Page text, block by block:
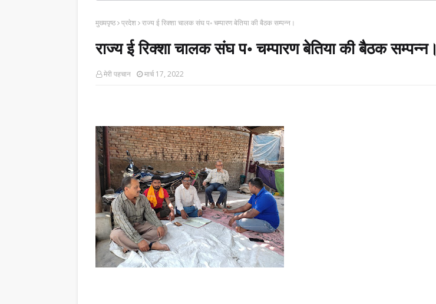
मुख्यपृष्ठ प्रदेश राज्य ई रिक्शा चालक संघ प॰ चम्पारण बेतिया की बैठक सम्पन्न।
राज्य ई रिक्शा चालक संघ प॰ चम्पारण बेतिया की बैठक सम्पन्न।
मेरी पहचान मार्च 17, 2022